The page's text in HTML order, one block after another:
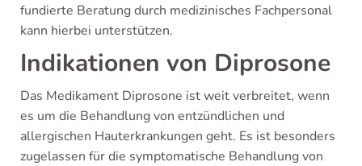
fundierte Beratung durch medizinisches Fachpersonal
kann hierbei unterstützen.
Indikationen von Diprosone
Das Medikament Diprosone ist weit verbreitet, wenn
es um die Behandlung von entzündlichen und
allergischen Hauterkrankungen geht. Es ist besonders
zugelassen für die symptomatische Behandlung von